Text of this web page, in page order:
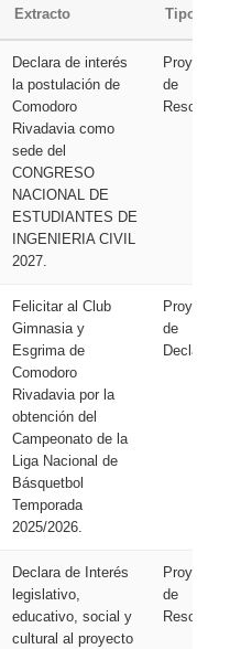
Extracto Tipo
Declara de interés
la postulación de
Comodoro
Rivadavia como
sede del
CONGRESO
NACIONAL DE
ESTUDIANTES DE
INGENIERIA CIVIL
2027.
Proyecto
de
Resolución
Felicitar al Club
Gimnasia y
Esgrima de
Comodoro
Rivadavia por la
obtención del
Campeonato de la
Liga Nacional de
Básquetbol
Temporada
2025/2026.
Proyecto
de
Declaración
Declara de Interés
legislativo,
educativo, social y
cultural al proyecto
Proyecto
de
Resolución